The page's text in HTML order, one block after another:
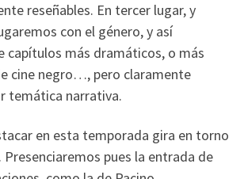
reseñables. En tercer lugar, y
con el género, y así
capítulos más dramáticos, o más
cine negro…, pero claramente
temática narrativa.
en esta temporada gira en torno
Presenciaremos pues la entrada de